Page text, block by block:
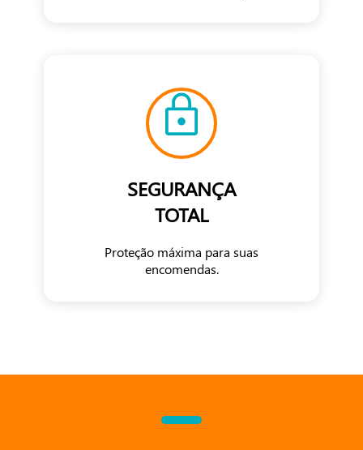
SEGURANÇA
TOTAL
Proteção máxima para suas
encomendas.